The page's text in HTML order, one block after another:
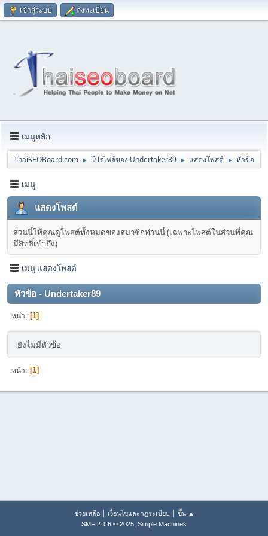
เข้าสู่ระบบ ลงทะเบียน
เมนูหลัก
ThaiSEOBoard.com ► โปรไฟล์ของ Undertaker89 ► แสดงโพสต์ ► หัวข้อ
เมนู
แสดงโพสต์
ส่วนนี้ให้คุณดูโพสต์ทั้งหมดของสมาชิกท่านนี้ (เฉพาะโพสต์ในส่วนที่คุณ
มีสิทธิ์เข้าถึง)
เมนู แสดงโพสต์
หัวข้อ - Undertaker89
หน้า 1
ยังไม่มีหัวข้อ
หน้า 1
ช่วยเหลือ| เงื่อนไขและกฎระเบียบ | ขึ้น ▲
SMF 2.1.6 © 2025, Simple Machines